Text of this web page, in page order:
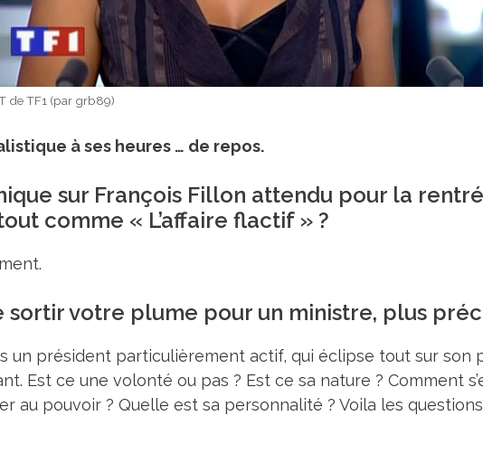
de TF1 (par grb89)
à ses heures … de repos.
sur François Fillon attendu pour la
comme « L’affaire flactif » ?
sortir votre plume pour un ministre, plus
un président particulièrement actif, qui éclipse tout sur son
Est ce une volonté ou pas ? Est ce sa nature ? Comment
au pouvoir ? Quelle est sa personnalité ? Voila les